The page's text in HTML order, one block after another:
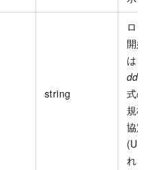
string
ロ
開
は、
dd
式
規
協
れ